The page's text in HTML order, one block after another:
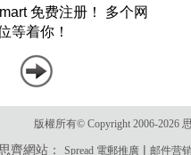
版權所有© Copyright 2006-2026
思齊網站：Spread 電郵推廣 |邮件营